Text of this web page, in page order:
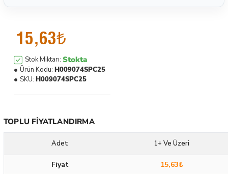
15,63₺
Stok Miktarı: Stokta
Ürün Kodu: H009074SPC25
SKU: H009074SPC25
TOPLU FIYATLANDIRMA
Adet 1+ Ve Üzeri
Fiyat
15,63₺